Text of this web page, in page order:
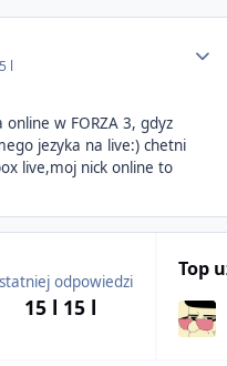
l
w FORZA 3, gdyz
jezyka na live:) chetni
live,moj nick online to
odpowiedzi
15 l 15 l
Top